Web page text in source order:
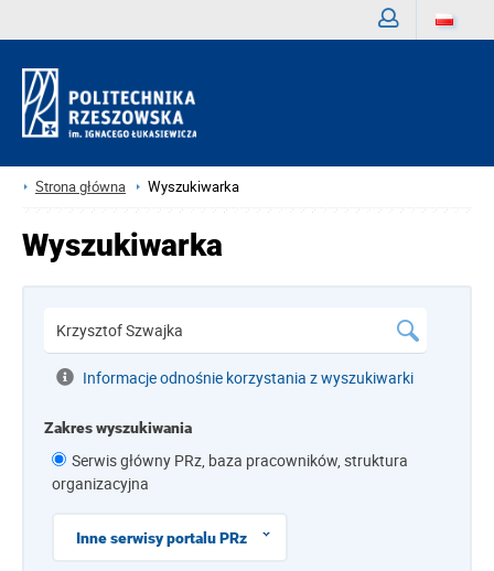
Strona główna Wyszukiwarka
Wyszukiwarka
Informacje odnośnie korzystania z wyszukiwarki
Zakres wyszukiwania
Serwis główny PRz, baza pracowników, struktura
organizacyjna
Inne serwisy portalu PRz